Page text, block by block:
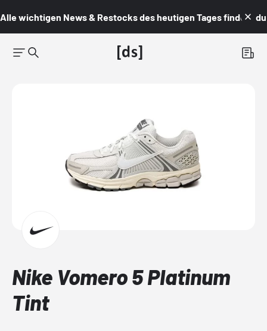
Alle wichtigen News & Restocks des heutigen Tages findest du
Nike Vomero 5 Platinum
Tint